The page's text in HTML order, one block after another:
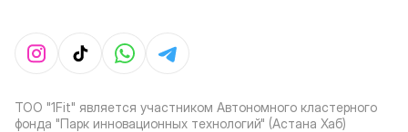
ТОО "1Fit" является участником Автономного кластерного
фонда "Парк инновационных технологий" (Астана Хаб)